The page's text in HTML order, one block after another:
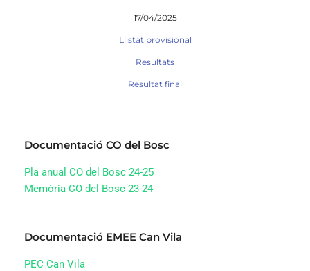
17/04/2025
Llistat provisional
Resultats
Resultat final
Documentació CO del Bosc
Pla anual CO del Bosc 24-25
Memòria CO del Bosc 23-24
Documentació EMEE Can Vila
PEC Can Vila